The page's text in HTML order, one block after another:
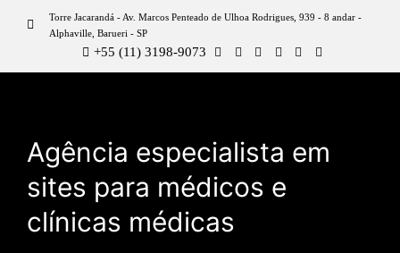
Torre Jacarandá - Av. Marcos Penteado de Ulhoa Rodrigues, 939 - 8 andar -
Alphaville, Barueri - SP
+55 (11) 3198-9073
Agência especialista em
sites para médicos e
clínicas médicas